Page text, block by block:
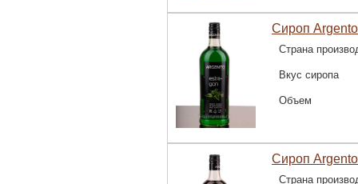
Сироп
Страна
Вкус сиропа
Объем
Сироп
Страна